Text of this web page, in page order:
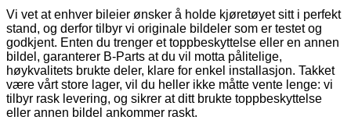
Vi vet at enhver bileier ønsker å holde kjøretøyet sitt i perfekt
stand, og derfor tilbyr vi originale bildeler som er testet og
godkjent. Enten du trenger et toppbeskyttelse eller en annen
bildel, garanterer B-Parts at du vil motta pålitelige,
høykvalitets brukte deler, klare for enkel installasjon. Takket
være vårt store lager, vil du heller ikke måtte vente lenge: vi
tilbyr rask levering, og sikrer at ditt brukte toppbeskyttelse
eller annen bildel ankommer raskt.